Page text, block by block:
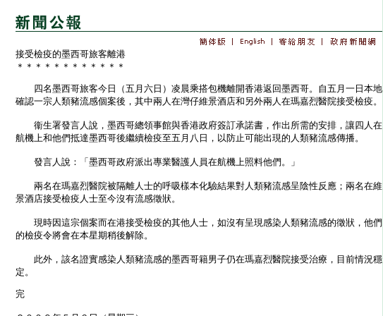
接受檢疫的墨西哥旅客離港
＊＊＊＊＊＊＊＊＊＊＊＊
四名墨西哥旅客今日（五月六日）凌晨乘搭包機離開香港返回墨西哥。自五月一日本地
確認一宗人類豬流感個案後，其中兩人在灣仔維景酒店和另外兩人在瑪嘉烈醫院接受檢疫。
衞生署發言人說，墨西哥總領事館與香港政府簽訂承諾書，作出所需的安排，讓四人在
航機上和他們抵達墨西哥後繼續檢疫至五月八日，以防止可能出現的人類豬流感傳播。
發言人說：「墨西哥政府派出專業醫護人員在航機上照料他們。」
兩名在瑪嘉烈醫院被隔離人士的呼吸樣本化驗結果對人類豬流感呈陰性反應；兩名在維
景酒店接受檢疫人士至今沒有流感徵狀。
現時因這宗個案而在港接受檢疫的其他人士，如沒有呈現感染人類豬流感的徵狀，他們
的檢疫令將會在本星期稍後解除。
此外，該名證實感染人類豬流感的墨西哥籍男子仍在瑪嘉烈醫院接受治療，目前情況穩
定。
完